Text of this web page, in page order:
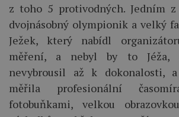
z toho 5 protivodných. Jedním
dvojnásobný olympionik a velký
Ježek, který nabídl
měření, a nebyl by to Jéža,
nevybrousil až k dokonalosti,
měřila profesionální
fotobuňkami, velkou